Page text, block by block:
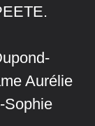
Aurélie
Sophie